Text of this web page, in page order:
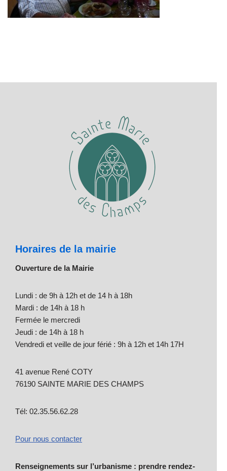
Horaires de la mairie
Ouverture de la Mairie
Lundi : de 9h à 12h et de 14 h à 18h
Mardi : de 14h à 18 h
Fermée le mercredi
Jeudi : de 14h à 18 h
Vendredi et veille de jour férié : 9h à 12h et 14h 17H
41 avenue René COTY
76190 SAINTE MARIE DES CHAMPS
Tél: 02.35.56.62.28
Pour nous contacter
Renseignements sur l’urbanisme : prendre rendez-